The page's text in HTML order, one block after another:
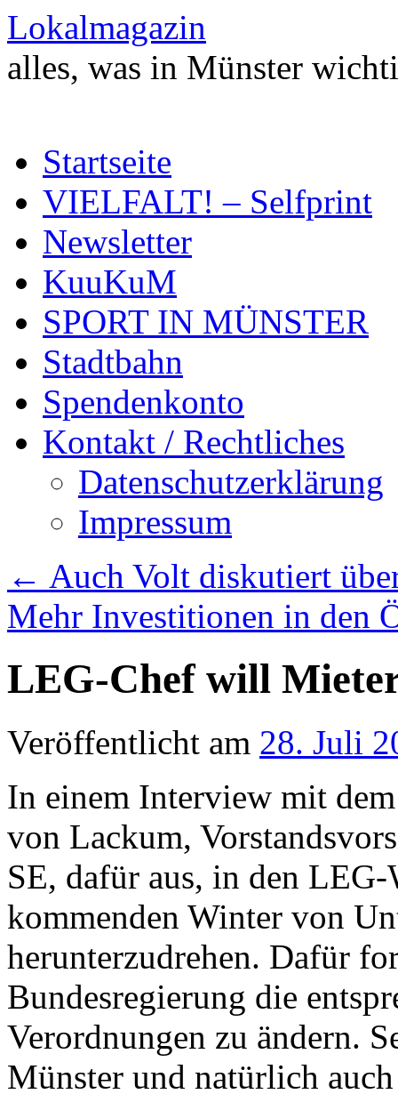
Zum
Inhalt
springen
Lokalmagazin
alles, was in Münster
Startseite
VIELFALT! – Selfprint
Newsletter
KuuKuM
SPORT IN MÜNSTER
Stadtbahn
Spendenkonto
Kontakt / Rechtliches
Datenschutzerklärung
Impressum
← Auch Volt diskutiert
Mehr Investitionen in den
LEG-Chef will
Veröffentlicht am 28. Juli
In einem Interview mit
von Lackum,
SE, dafür aus, in den
kommenden Winter von
herunterzudrehen. Dafür
Bundesregierung die
Verordnungen zu ändern.
Münster und natürlich